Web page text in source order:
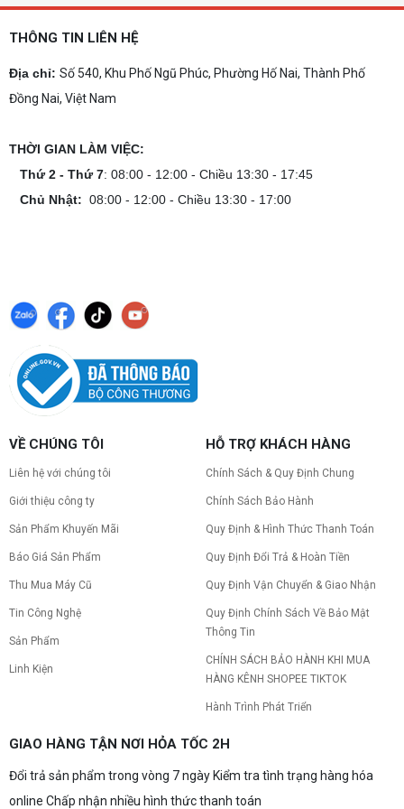
Dịch vụ build PC gaming tại Đồng Nai uy tín, cấu
Cách tính công suất nguồn PC chi tiết dễ
Cách kiểm tra tương thích linh kiện PC
dễ hiểu
Nâng cấp pc nên nâng gì trước để tối ưu chi phí và
tăng hiệu năng tối đa? Xem ngay thứ tự ưu tiên
PC gaming nóng quạt kêu to: Nguyên
nhân và Cách khắc phục
máy giật lag, giảm tuổi thọ? Tìm hiểu ngay
nguyên nhân và cách khắc phục hiệu quả để máy
hoạt động êm ái.
ra mắt: Nhanh, Mạnh, Giá tốt
CPU AMD Ryzen 7 7700X3D chính thức ra mắt
với công nghệ 3D V-Cache đỉnh cao, mang lại
hiệu năng chơi game vượt trội. Khám phá chi tiết
10 Nguyên nhân khiến PC gaming bị tụt
FPS thường gặp
PC gaming bị tụt FPS sau một thời gian? Tìm hiểu
10 nguyên nhân khiến máy tụt FPS khi chơi game
và cách kiểm tra, khắc phục từng bước tại Vi Tính
Nguyễn Thắng.
SUPER: Card Đã Tới Tay Đối Tác Nhưng
họa GeForce RTX 50 SUPER dù sản phẩm đã cập
bắt nguồn từ mức giá "đắt đỏ" của các chip bộ
phiên bản 2GB tiêu chuẩn. Cùng khám phá chi tiết
Build PC gaming 30 triệu: Cấu hình
THÔNG TIN LIÊN HỆ
Địa chỉ: Số 540, Khu Phố Ngũ Phúc, Phường Hố Nai, Thành Phố
Đồng Nai, Việt Nam
THỜI GIAN LÀM VIỆC:
Thứ 2 - Thứ 7: 08:00 - 12:00 - Chiều 13:30 - 17:45
Chủ Nhật: 08:00 - 12:00 - Chiều 13:30 - 17:00
VỀ CHÚNG TÔI
Liên hệ với chúng tôi
Giới thiệu công ty
Sản Phẩm Khuyến Mãi
Báo Giá Sản Phẩm
Thu Mua Máy Cũ
Tin Công Nghệ
Sản Phẩm
Linh Kiện
HỖ TRỢ KHÁCH HÀNG
Chính Sách & Quy Định Chung
Chính Sách Bảo Hành
Quy Định & Hình Thức Thanh Toán
Quy Định Đổi Trả & Hoàn Tiền
Quy Định Vận Chuyển & Giao Nhận
Quy Định Chính Sách Về Bảo Mật
Thông Tin
CHÍNH SÁCH BẢO HÀNH KHI MUA
HÀNG KÊNH SHOPEE TIKTOK
Hành Trình Phát Triển
GIAO HÀNG TẬN NƠI HỎA TỐC 2H
Đổi trả sản phẩm trong vòng 7 ngày Kiểm tra tình trạng hàng hóa
online Chấp nhận nhiều hình thức thanh toán